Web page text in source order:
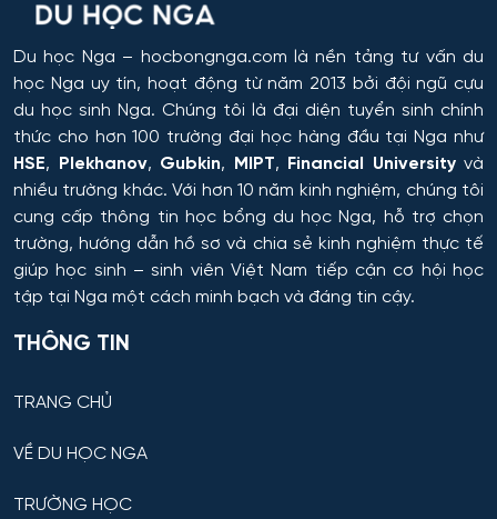
Hệ thống tự động và điều khiển thông minh
Hệ thống và công nghệ sinh học kỹ thuật
Hệ thống và tổ hợp vô tuyến điện tử
Hệ thống điều khiển chuyển động và dẫn đường
Hệ thống điều khiển máy bay
trụ
Du học Nga – hocbongnga.com là nền tảng tư vấn du
học Nga uy tín, hoạt động từ năm 2013 bởi đội ngũ cựu
du học sinh Nga. Chúng tôi là đại diện tuyển sinh chính
thức cho hơn 100 trường đại học hàng đầu tại Nga như
HSE, Plekhanov, Gubkin, MIPT, Financial Universityvà
nhiều trường khác. Với hơn 10 năm kinh nghiệm, chúng tôi
cung cấp thông tin học bổng du học Nga, hỗ trợ chọn
trường, hướng dẫn hồ sơ và chia sẻ kinh nghiệm thực tế
giúp học sinh – sinh viên Việt Nam tiếp cận cơ hội học
tập tại Nga một cách minh bạch và đáng tin cậy.
THÔNG TIN
TRANG CHỦ
VỀ DU HỌC NGA
TRƯỜNG HỌC